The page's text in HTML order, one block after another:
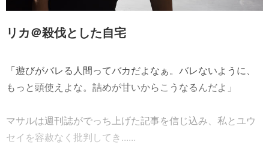
リカ＠殺伐とした自宅
「遊びがバレる人間ってバカだよなぁ。バレないように、
もっと頭使えよな。詰めが甘いからこうなるんだよ」
マサルは週刊誌がでっち上げた記事を信じ込み、私とユウ
セイを容赦なく批判してき......